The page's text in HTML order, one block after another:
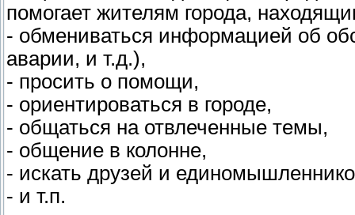
помогает жителям города,
- обмениваться информацией об
аварии, и т.д.),
- просить о помощи,
- ориентироваться в городе,
- общаться на отвлеченные темы,
- общение в колонне,
- искать друзей и
- и т.п.